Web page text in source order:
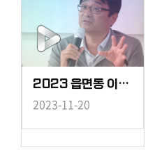
2023 읍면동 이통장 간담회-가선거구
2023-11-20